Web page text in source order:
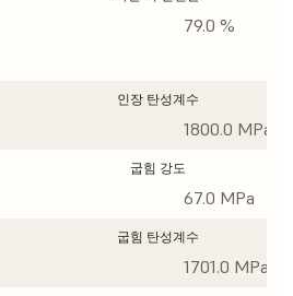
79.0 %
인장 탄성계수
1800.0 MPa
굽힘 강도
67.0 MPa
굽힘 탄성계수
1701.0 MPa